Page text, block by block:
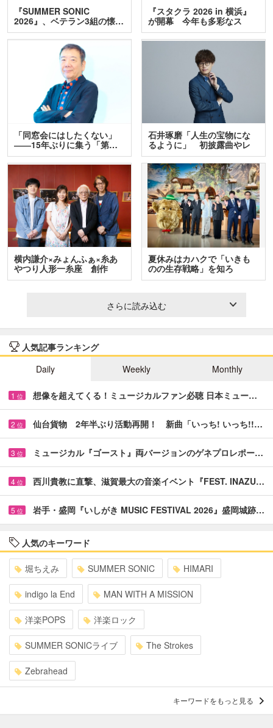
『SUMMER SONIC
2026』、ベテラン3組の懐…
『スタクラ 2026 in 横浜』
が開幕 今年も多彩なス
テ…
「同窓会にはしたくない」
――15年ぶりに集う「第…
石井琢磨「人生の宝物にな
るように」 初披露曲やレ
ア…
横内謙介×みょんふぁ×糸あ
やつり人形一糸座 創作
人…
夏休みはカハクで「いきも
のの生存戦略」を知ろ
う！ …
さらに読み込む
人気記事ランキング
Daily
Weekly Monthly
1 位 想像を超えてくる！ミュージカルファン必聴 日本ミュー…
2 位 仙台貨物 2年半ぶり活動再開！ 新曲「いっち! いっち!!…
3 位 ミュージカル『ゴースト』両バージョンのゲネプロレポー…
4 位 西川貴教に直撃、滋賀最大の音楽イベント『FEST. INAZU…
5 位 岩手・盛岡『いしがき MUSIC FESTIVAL 2026』盛岡城跡…
人気のキーワード
堀ちえみ SUMMER SONIC HIMARI
indigo la End MAN WITH A MISSION
洋楽POPS 洋楽ロック
SUMMER SONICライブ The Strokes
Zebrahead
キーワードをもっと見る